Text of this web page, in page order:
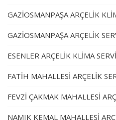
GAZİOSMANPAŞA ARÇELİK
GAZİOSMANPAŞA ARÇELİK
ESENLER ARÇELİK KLİMA
FATİH MAHALLESİ ARÇELİK
FEVZİ ÇAKMAK MAHALLESİ
NAMIK KEMAL MAHALLESİ